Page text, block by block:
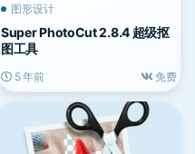
图形设计
Super PhotoCut 2.8.4 超级抠
图工具
5 年前 免费